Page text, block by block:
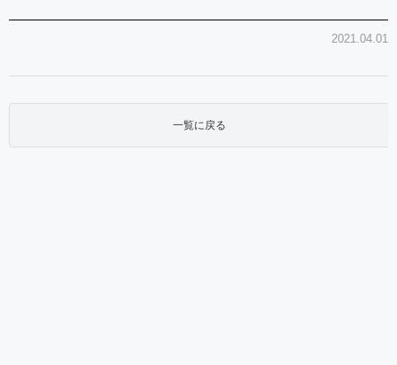
2021.04.01
一覧に戻る